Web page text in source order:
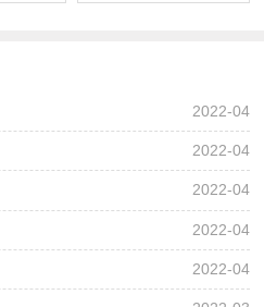
2022-04
2022-04
2022-04
2022-04
2022-04